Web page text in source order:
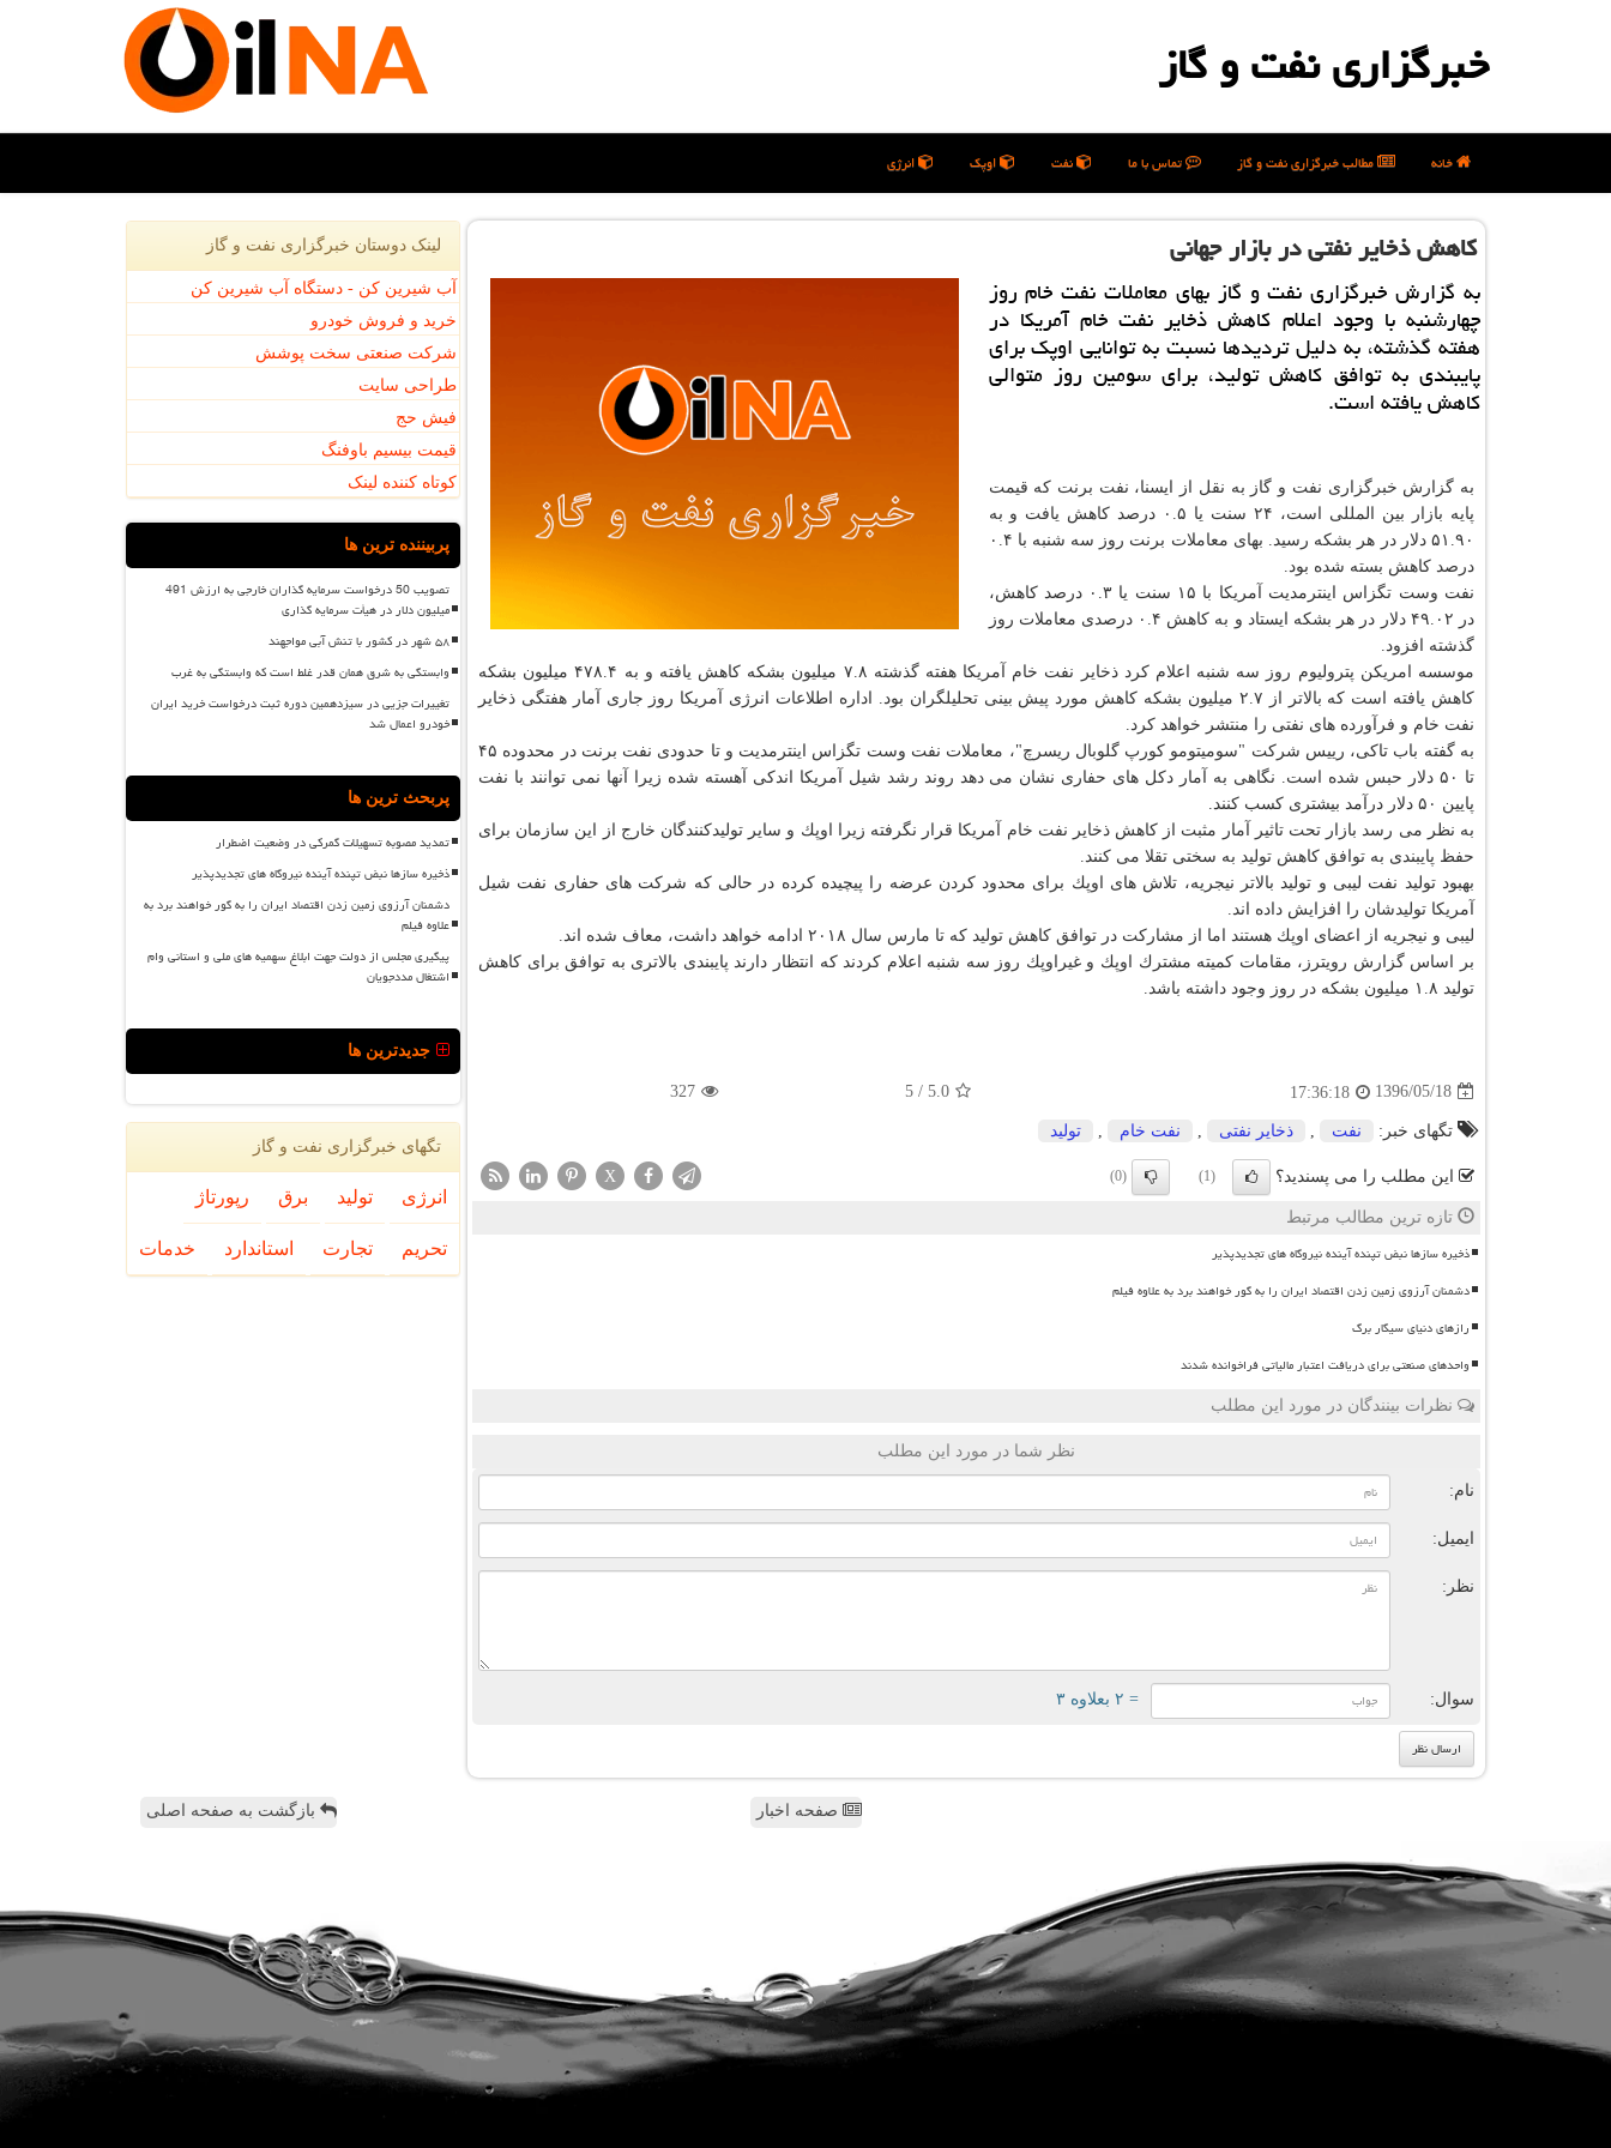
خبرگزاری نفت و گاز
خانه مطالب خبرگزاری نفت و گاز تماس با ما نفت اوپک انرژی
كاهش ذخایر نفتی در بازار جهانی
به گزارش خبرگزاری نفت و گاز بهای معاملات نفت خام روز
چهارشنبه با وجود اعلام كاهش ذخایر نفت خام آمریكا در
هفته گذشته، به دلیل تردیدها نسبت به توانایی اوپك برای
پایبندی به توافق كاهش تولید، برای سومین روز متوالی
كاهش یافته است.
به گزارش خبرگزاری نفت و گاز به نقل از ایسنا، نفت برنت كه قیمت
پایه بازار بین المللی است، ۲۴ سنت یا ۰.۵ درصد كاهش یافت و به
۵۱.۹۰ دلار در هر بشكه رسید. بهای معاملات برنت روز سه شنبه با ۰.۴
درصد كاهش بسته شده بود.
نفت وست تگزاس اینترمدیت آمریكا با ۱۵ سنت یا ۰.۳ درصد كاهش،
در ۴۹.۰۲ دلار در هر بشكه ایستاد و به كاهش ۰.۴ درصدی معاملات روز
گذشته افزود.
موسسه امریكن پترولیوم روز سه شنبه اعلام كرد ذخایر نفت خام آمریكا هفته گذشته ۷.۸ میلیون بشكه كاهش یافته و به ۴۷۸.۴ میلیون بشكه
كاهش یافته است كه بالاتر از ۲.۷ میلیون بشكه كاهش مورد پیش بینی تحلیلگران بود. اداره اطلاعات انرژی آمریكا روز جاری آمار هفتگی ذخایر
نفت خام و فرآورده های نفتی را منتشر خواهد كرد.
به گفته باب تاكی، رییس شركت "سومیتومو كورپ گلوبال ریسرچ"، معاملات نفت وست تگزاس اینترمدیت و تا حدودی نفت برنت در محدوده ۴۵
تا ۵۰ دلار حبس شده است. نگاهی به آمار دكل های حفاری نشان می دهد روند رشد شیل آمریكا اندكی آهسته شده زیرا آنها نمی توانند با نفت
پایین ۵۰ دلار درآمد بیشتری كسب كنند.
به نظر می رسد بازار تحت تاثیر آمار مثبت از كاهش ذخایر نفت خام آمریكا قرار نگرفته زیرا اوپك و سایر تولیدكنندگان خارج از این سازمان برای
حفظ پایبندی به توافق كاهش تولید به سختی تقلا می كنند.
بهبود تولید نفت لیبی و تولید بالاتر نیجریه، تلاش های اوپك برای محدود كردن عرضه را پیچیده كرده در حالی كه شركت های حفاری نفت شیل
آمریكا تولیدشان را افزایش داده اند.
لیبی و نیجریه از اعضای اوپك هستند اما از مشاركت در توافق كاهش تولید كه تا مارس سال ۲۰۱۸ ادامه خواهد داشت، معاف شده اند.
بر اساس گزارش رویترز، مقامات كمیته مشترك اوپك و غیراوپك روز سه شنبه اعلام كردند كه انتظار دارند پایبندی بالاتری به توافق برای كاهش
تولید ۱.۸ میلیون بشكه در روز وجود داشته باشد.
1396/05/18
17:36:18
5.0
/
5
327
تگهای خبر: نفت ذخایر نفتی نفت خام تولید
این مطلب را می پسندید؟ (1)
(0)
X
تازه ترین مطالب مرتبط
ذخیره سازها نبض تپنده آینده نیروگاه های تجدیدپذیر
دشمنان آرزوی زمین زدن اقتصاد ایران را به گور خواهند برد به علاوه فیلم
رازهای دنیای سیگار برگ
واحدهای صنعتی برای دریافت اعتبار مالیاتی فراخوانده شدند
نظرات بینندگان در مورد این مطلب
نظر شما در مورد این مطلب
نام:
ایمیل:
نظر:
سوال: = ۲ بعلاوه ۳
لینک دوستان خبرگزاری نفت و گاز
آب شیرین کن - دستگاه آب شیرین کن
خرید و فروش خودرو
شرکت صنعتی سخت پوشش
طراحی سایت
فیش حج
قیمت بیسیم باوفنگ
کوتاه کننده لینک
پربیننده ترین ها
تصویب 50 درخواست سرمایه گذاران خارجی به ارزش 491
میلیون دلار در هیأت سرمایه گذاری
۵۸ شهر در کشور با تنش آبی مواجهند
وابستگی به شرق همان قدر غلط است که وابستگی به غرب
تغییرات جزیی در سیزدهمین دوره ثبت درخواست خرید ایران
خودرو اعمال شد
پربحث ترین ها
تمدید مصوبه تسهیلات گمرکی در وضعیت اضطرار
ذخیره سازها نبض تپنده آینده نیروگاه های تجدیدپذیر
دشمنان آرزوی زمین زدن اقتصاد ایران را به گور خواهند برد به
علاوه فیلم
پیگیری مجلس از دولت جهت ابلاغ سهمیه های ملی و استانی وام
اشتغال مددجویان
جدیدترین ها
تگهای خبرگزاری نفت و گاز
انرژی تولید برق رپورتاژ
تحریم تجارت استاندارد خدمات
صفحه اخبار بازگشت به صفحه اصلی